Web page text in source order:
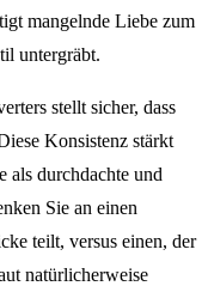
mangelnde Liebe zum
untergräbt.
stellt sicher, dass
Konsistenz stärkt
als durchdachte und
Sie an einen
teilt, versus einen, der
natürlicherweise